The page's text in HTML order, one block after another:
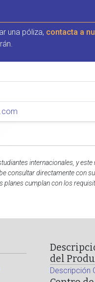
una póliza, contacta a
internacionales, y
consultar directamente con
planes cumplan con los
del
Descripción